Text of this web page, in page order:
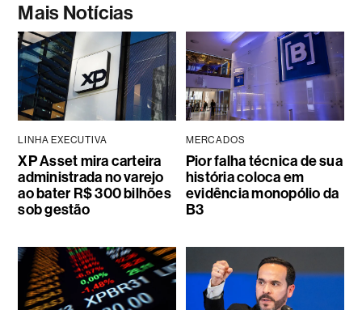
Mais Notícias
LINHA EXECUTIVA
XP Asset mira carteira
administrada no varejo
ao bater R$ 300 bilhões
sob gestão
MERCADOS
Pior falha técnica de sua
história coloca em
evidência monopólio da
B3